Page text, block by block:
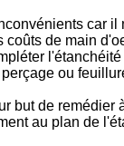
car
de main
ou
but de
au plan de